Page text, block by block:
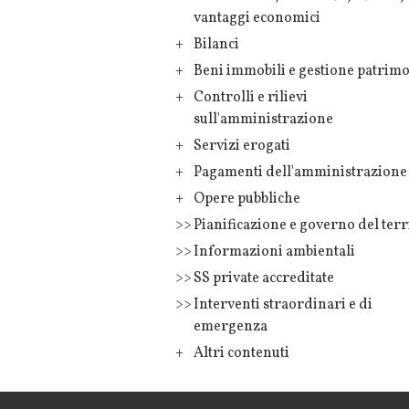
vantaggi economici
Bilanci
Beni immobili e gestione
Controlli e rilievi
sull'amministrazione
Servizi erogati
Pagamenti dell'amministrazione
Opere pubbliche
Pianificazione e governo del
Informazioni ambientali
SS private accreditate
Interventi straordinari e di
emergenza
Altri contenuti